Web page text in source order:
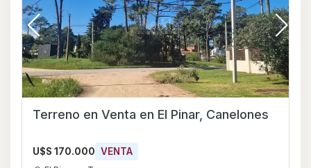
Terreno en Venta en El Pinar, Canelones
U$S 170.000 VENTA